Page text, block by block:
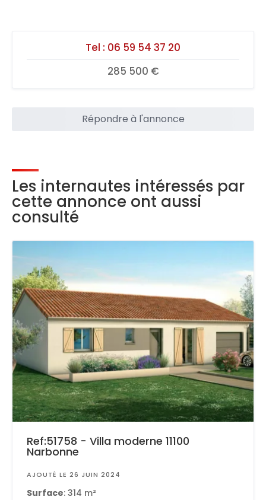
Tel : 06 59 54 37 20
285 500 €
Répondre à l'annonce
Les internautes intéressés par
cette annonce ont aussi
consulté
Ref:51758 - Villa moderne 11100
Narbonne
AJOUTÉ LE 26 JUIN 2024
Surface: 314 m²